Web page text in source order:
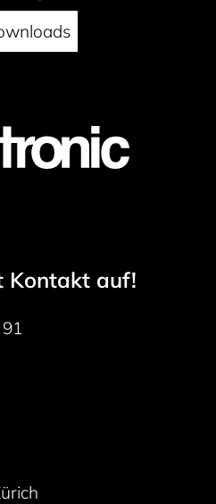
Kontakt auf!